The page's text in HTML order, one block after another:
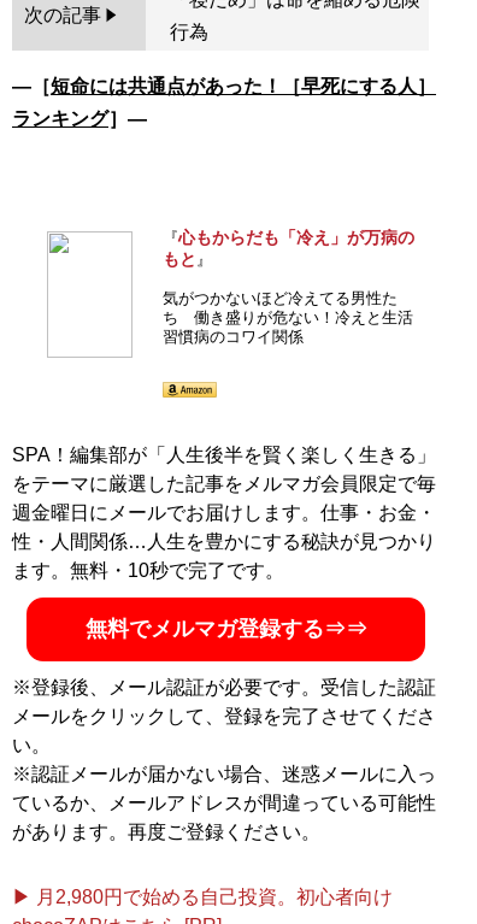
次の記事
行為
―［短命には共通点があった！［早死にする人］
ランキング］―
『心もからだも「冷え」が万病の
もと 』
気がつかないほど冷えてる男性た
ち 働き盛りが危ない！冷えと生活
習慣病のコワイ関係
SPA！編集部が「人生後半を賢く楽しく生きる」
をテーマに厳選した記事をメルマガ会員限定で毎
週金曜日にメールでお届けします。仕事・お金・
性・人間関係…人生を豊かにする秘訣が見つかり
ます。無料・10秒で完了です。
無料でメルマガ登録する⇒⇒
※登録後、メール認証が必要です。受信した認証
メールをクリックして、登録を完了させてくださ
い。
※認証メールが届かない場合、迷惑メールに入っ
ているか、メールアドレスが間違っている可能性
があります。再度ご登録ください。
▶ 月2,980円で始める自己投資。初心者向け